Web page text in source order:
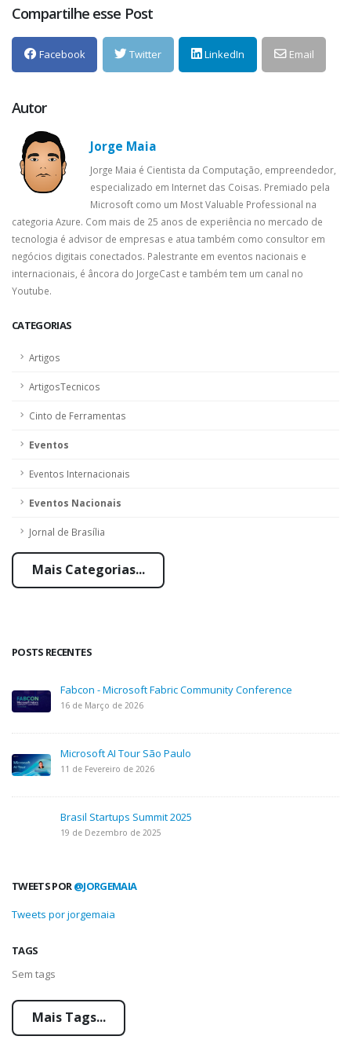
CATEGORIAS
Artigos
ArtigosTecnicos
Cinto de Ferramentas
Eventos
Eventos Internacionais
Eventos Nacionais
Jornal de Brasília
Mais Categorias...
POSTS RECENTES
Fabcon - Microsoft Fabric Community Conference
16 de Março de 2026
Microsoft AI Tour São Paulo
11 de Fevereiro de 2026
Brasil Startups Summit 2025
19 de Dezembro de 2025
TWEETS POR@JORGEMAIA
Tweets por jorgemaia
TAGS
Sem tags
Mais Tags...
Compartilhe esse Post
Facebook Twitter LinkedIn Email
Autor
Jorge Maia
Jorge Maia é Cientista da Computação, empreendedor,
especializado em Internet das Coisas. Premiado pela
Microsoft como um Most Valuable Professional na
categoria Azure. Com mais de 25 anos de experiência no mercado de
tecnologia é advisor de empresas e atua também como consultor em
negócios digitais conectados. Palestrante em eventos nacionais e
internacionais, é âncora do JorgeCast e também tem um canal no
Youtube.